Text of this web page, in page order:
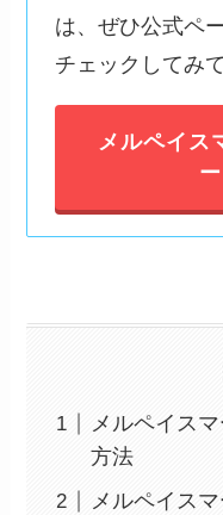
は、ぜひ公式ペ
チェックしてみ
メルペイス
メルペイス
方法
メルペイス